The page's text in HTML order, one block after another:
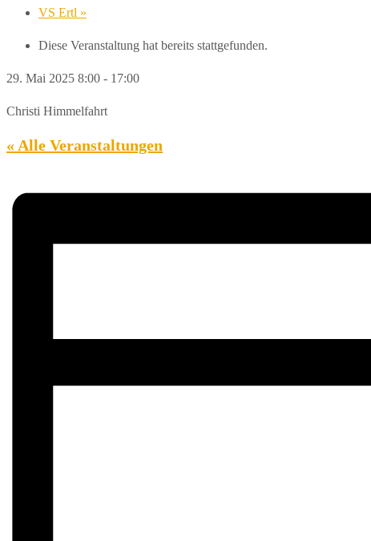
VS Ertl »
Diese Veranstaltung hat bereits stattgefunden.
29. Mai 2025 8:00 - 17:00
Christi Himmelfahrt
« Alle Veranstaltungen